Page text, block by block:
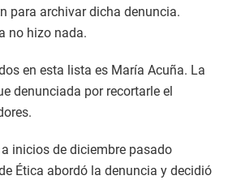
para archivar dicha denuncia.
no hizo nada.
en esta lista es María Acuña. La
denunciada por recortarle el
inicios de diciembre pasado
Ética abordó la denuncia y decidió